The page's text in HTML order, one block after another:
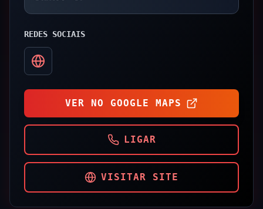
REDES SOCIAIS
VER NO GOOGLE MAPS
LIGAR
VISITAR SITE